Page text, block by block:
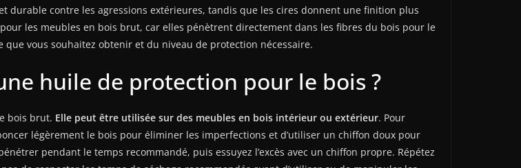
durable contre les agressions extérieures, tandis que les cires donnent une finition plus
les meubles en bois brut, car elles pénètrent directement dans les fibres du bois pour le
vous souhaitez obtenir et du niveau de protection nécessaire.
huile de protection pour le bois ?
bois brut. Elle peut être utilisée sur des meubles en bois intérieur ou extérieur. Pour
légèrement le bois pour éliminer les imperfections et d’utiliser un chiffon doux pour
pendant le temps recommandé, puis essuyez l’excès avec un chiffon propre. Répétez